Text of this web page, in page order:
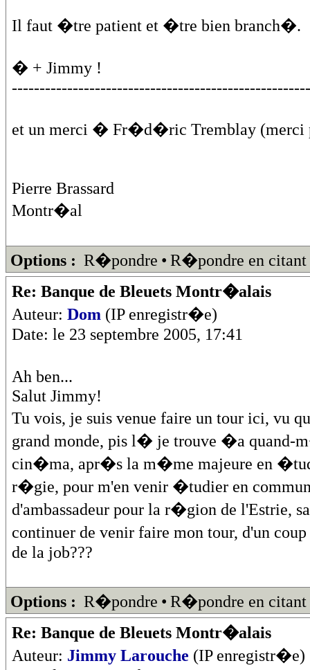
Il faut �tre patient et �tre bien branch�.
� + Jimmy !
et un merci � Fr�d�ric Tremblay
Pierre Brassard
Montr�al
Options : R�pondre • R�pondre en citant
Re: Banque de Bleuets Montr�alais
Auteur: Dom (IP enregistr�e)
Date: le 23 septembre 2005, 17:41
Ah ben...
Salut Jimmy!
Tu vois, je suis venue faire un tour ici, vu
grand monde, pis l� je trouve �a
cin�ma, apr�s la m�me majeure en
r�gie, pour m'en venir �tudier en
d'ambassadeur pour la r�gion de l'Estrie,
continuer de venir faire mon tour, d'un
de la job???
Options : R�pondre • R�pondre en citant
Re: Banque de Bleuets Montr�alais
Auteur: Jimmy Larouche (IP enregistr�e)